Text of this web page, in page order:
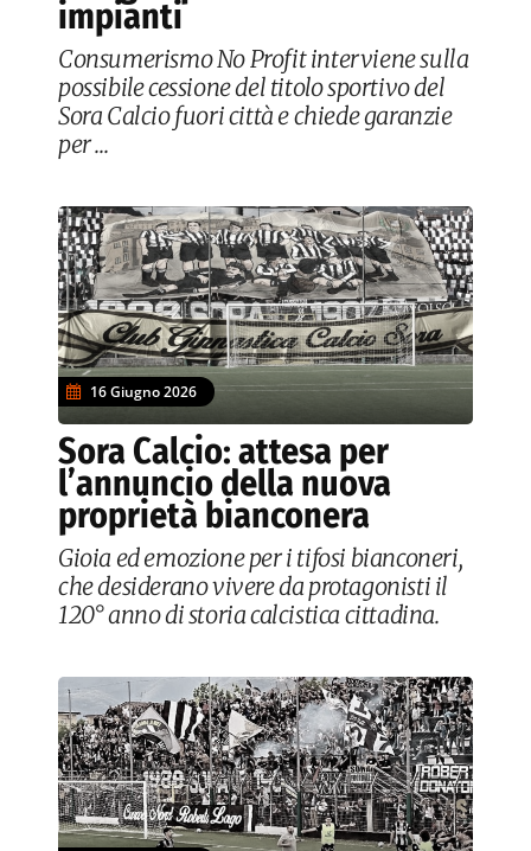
impianti
Consumerismo No Profit interviene sulla
possibile cessione del titolo sportivo del
Sora Calcio fuori città e chiede garanzie
per ...
16 Giugno 2026
Sora Calcio: attesa per
l’annuncio della nuova
proprietà bianconera
Gioia ed emozione per i tifosi bianconeri,
che desiderano vivere da protagonisti il
120° anno di storia calcistica cittadina.